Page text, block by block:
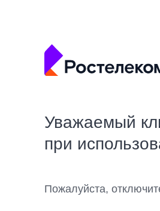
Уважаемый
при
Пожалуйста,